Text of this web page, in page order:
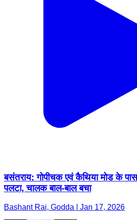
बसंतराय: गोपीचक एवं कैथिया मोड के
पलटा, चालक बाल-बाल बचा
Bashant Rai, Godda | Jan 17, 2026